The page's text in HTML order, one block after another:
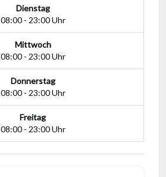
Dienstag
08:00 - 23:00 Uhr
Mittwoch
08:00 - 23:00 Uhr
Donnerstag
08:00 - 23:00 Uhr
Freitag
08:00 - 23:00 Uhr